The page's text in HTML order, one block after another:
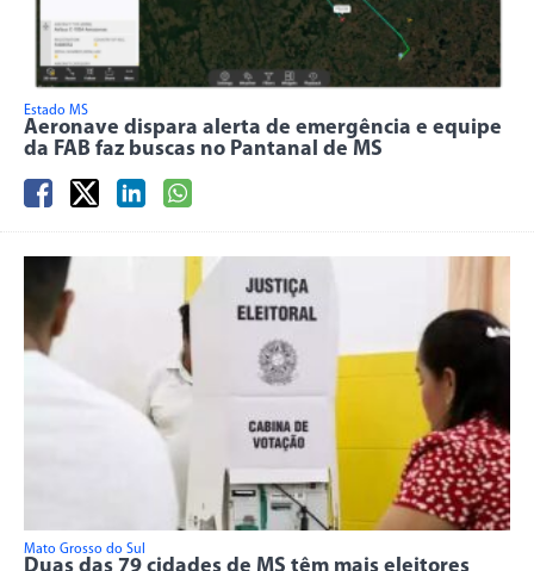
Estado MS
Aeronave dispara alerta de emergência e equipe
da FAB faz buscas no Pantanal de MS
Mato Grosso do Sul